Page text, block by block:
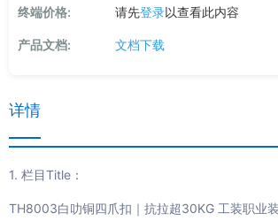
终端价格: 请先登录以查看此内容
产品文档: 文档下载
详情
1. 栏目Title：
TH8003白叻铜四爪扣｜抗拉超30KG 工装职业